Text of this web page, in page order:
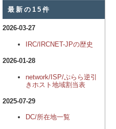
最新の15件
2026-03-27
IRC/IRCNET-JPの歴史
2026-01-28
network/ISP/ぷらら逆引
きホスト地域割当表
2025-07-29
DC/所在地一覧